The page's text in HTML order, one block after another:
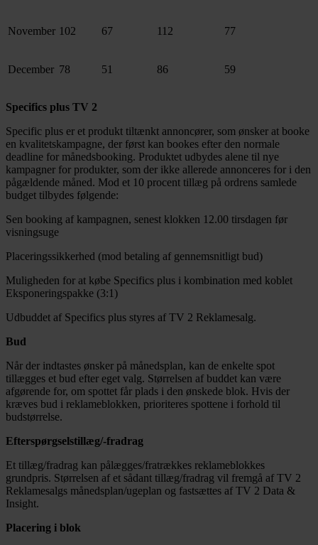
November 102 67 112 77
December 78 51 86 59
Specifics plus TV 2
Specific plus er et produkt tiltænkt annoncører, som ønsker at booke
en kvalitetskampagne, der først kan bookes efter den normale
deadline for månedsbooking. Produktet udbydes alene til nye
kampagner for produkter, som der ikke allerede annonceres for i den
pågældende måned. Mod et 10 procent tillæg på ordrens samlede
budget tilbydes følgende:
Sen booking af kampagnen, senest klokken 12.00 tirsdagen før
visningsuge
Placeringssikkerhed (mod betaling af gennemsnitligt bud)
Muligheden for at købe Specifics plus i kombination med koblet
Eksponeringspakke (3:1)
Udbuddet af Specifics plus styres af TV 2 Reklamesalg.
Bud
Når der indtastes ønsker på månedsplan, kan de enkelte spot
tillægges et bud efter eget valg. Størrelsen af buddet kan være
afgørende for, om spottet får plads i den ønskede blok. Hvis der
kræves bud i reklameblokken, prioriteres spottene i forhold til
budstørrelse.
Efterspørgselstillæg/-fradrag
Et tillæg/fradrag kan pålægges/fratrækkes reklameblokkes
grundpris. Størrelsen af et sådant tillæg/fradrag vil fremgå af TV 2
Reklamesalgs månedsplan/ugeplan og fastsættes af TV 2 Data &
Insight.
Placering i blok